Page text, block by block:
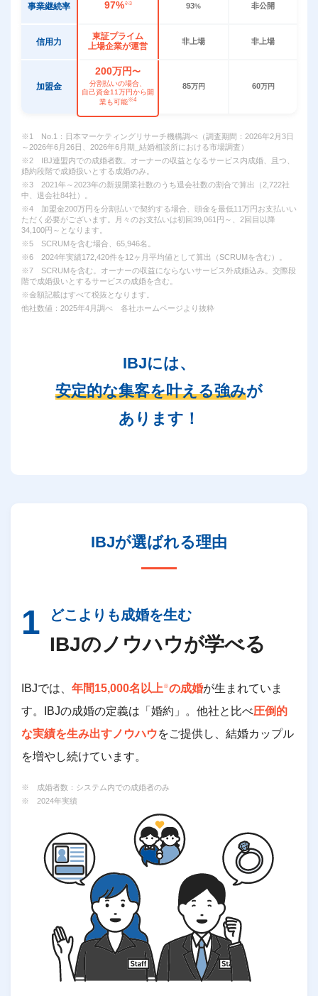
事業継続率 97% ※3 93% 非公開
信用力
東証プライム
上場企業が運営
非上場 非上場
加盟金
200万円〜
分割払いの場合、
自己資金11万円から開
業も可能※4
85万円 60万円
※1 No.1：日本マーケティングリサーチ機構調べ（調査期間：2026年2月3日
～2026年6月26日、2026年6月期_結婚相談所における市場調査）
※2 IBJ連盟内での成婚者数。オーナーの収益となるサービス内成婚、且つ、
婚約段階で成婚扱いとする成婚のみ。
※3 2021年～2023年の新規開業社数のうち退会社数の割合で算出（2,722社
中、退会社84社）。
※4 加盟金200万円を分割払いで契約する場合、頭金を最低11万円お支払いい
ただく必要がございます。月々のお支払いは初回39,061円～、2回目以降
34,100円～となります。
※5 SCRUMを含む場合、65,946名。
※6 2024年実績172,420件を12ヶ月平均値として算出（SCRUMを含む）。
※7 SCRUMを含む。オーナーの収益にならないサービス外成婚込み。交際段
階で成婚扱いとするサービスの成婚を含む。
※金額記載はすべて税抜となります。
他社数値：2025年4月調べ 各社ホームページより抜粋
IBJには、
安定的な集客を叶える強みが
あります！
IBJが選ばれる理由
どこよりも成婚を生む
IBJのノウハウが学べる
IBJでは、 年間15,000名以上 ※の成婚が生まれていま
す。IBJの成婚の定義は「婚約」。他社と比べ圧倒的
な実績を生み出すノウハウをご提供し、結婚カップル
を増やし続けています。
※ 成婚者数：システム内での成婚者のみ
※ 2024年実績